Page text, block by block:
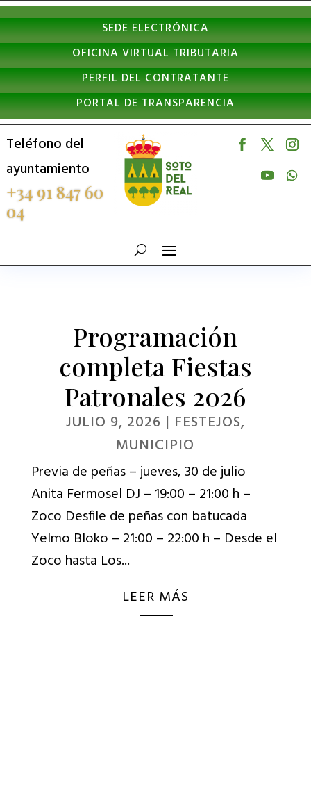
Nota:
este
sitio
web
incluye
un
sistema
de
accesibilidad.
SEDE ELECTRÓNICA
OFICINA VIRTUAL TRIBUTARIA
PERFIL DEL CONTRATANTE
PORTAL DE TRANSPARENCIA
Teléfono del
ayuntamiento
+34 91 847 60
04
Programación
completa Fiestas
Patronales 2026
JULIO 9, 2026 | FESTEJOS,
MUNICIPIO
Previa de peñas – jueves, 30 de julio
Anita Fermosel DJ – 19:00 – 21:00 h –
Zoco Desfile de peñas con batucada
Yelmo Bloko – 21:00 – 22:00 h – Desde el
Zoco hasta Los...
LEER MÁS